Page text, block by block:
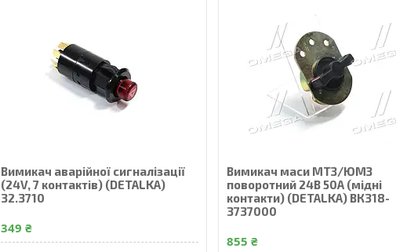
Вимикач аварійної сигналізації
(24V, 7 контактів) (DETALKA)
32.3710
349 ₴
Вимикач маси МТЗ/ЮМЗ
поворотний 24В 50А (мідні
контакти) (DETALKA) ВК318-
3737000
855 ₴